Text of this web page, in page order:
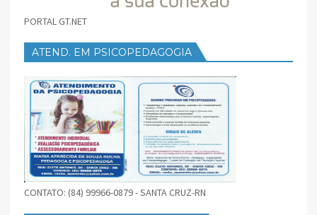
PORTAL GT.NET
ATEND. EM PSICOPEDAGOGIA
CONTATO: (84) 99966-0879 - SANTA CRUZ-RN